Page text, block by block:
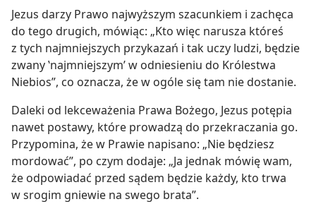
Jezus darzy Prawo najwyższym szacunkiem i zachęca
do tego drugich, mówiąc: „Kto więc narusza któreś
z tych najmniejszych przykazań i tak uczy ludzi, będzie
zwany ‛najmniejszym’ w odniesieniu do Królestwa
Niebios”, co oznacza, że w ogóle się tam nie dostanie.
Daleki od lekceważenia Prawa Bożego, Jezus potępia
nawet postawy, które prowadzą do przekraczania go.
Przypomina, że w Prawie napisano: „Nie będziesz
mordować”, po czym dodaje: „Ja jednak mówię wam,
że odpowiadać przed sądem będzie każdy, kto trwa
w srogim gniewie na swego brata”.